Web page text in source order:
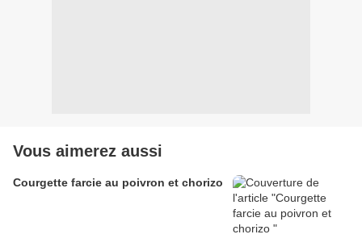
Vous aimerez aussi
Courgette farcie au poivron et chorizo